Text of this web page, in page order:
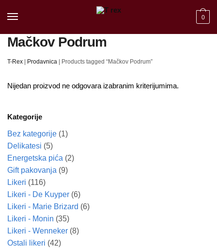
0
Mačkov Podrum
T-Rex Prodavnica Products tagged “Mačkov Podrum”
Nijedan proizvod ne odgovara izabranim kriterijumima.
Kategorije
Bez kategorije (1)
Delikatesi (5)
Energetska pića (2)
Gift pakovanja (9)
Likeri (116)
Likeri - De Kuyper (6)
Likeri - Marie Brizard (6)
Likeri - Monin (35)
Likeri - Wenneker (8)
Ostali likeri (42)